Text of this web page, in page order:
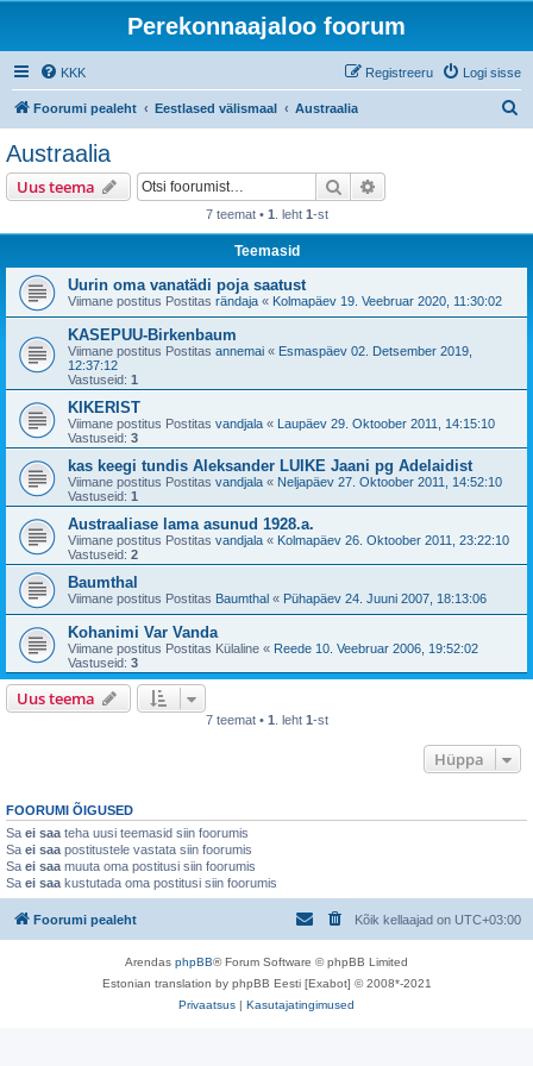
Perekonnaajaloo foorum
KKK Logi sisse
Registreeru
Foorumi pealeht Eestlased välismaal Austraalia
Austraalia
Uus teema Otsi
7 teemat • 1 . leht 1-st
Teemasid
Uurin oma vanatädi poja saatust
Viimane postitus Postitas rändaja « Kolmapäev 19. Veebruar 2020, 11:30:02
KASEPUU-Birkenbaum
Viimane postitus Postitas annemai « Esmaspäev 02. Detsember 2019,
12:37:12
Vastuseid: 1
KIKERIST
Viimane postitus Postitas vandjala « Laupäev 29. Oktoober 2011, 14:15:10
Vastuseid: 3
kas keegi tundis Aleksander LUIKE Jaani pg Adelaidist
Viimane postitus Postitas vandjala « Neljapäev 27. Oktoober 2011, 14:52:10
Vastuseid: 1
Austraaliase lama asunud 1928.a.
Viimane postitus Postitas vandjala « Kolmapäev 26. Oktoober 2011, 23:22:10
Vastuseid: 2
Baumthal
Viimane postitus Postitas Baumthal « Pühapäev 24. Juuni 2007, 18:13:06
Kohanimi Var Vanda
Viimane postitus Postitas Külaline « Reede 10. Veebruar 2006, 19:52:02
Vastuseid: 3
Uus teema
7 teemat • 1 . leht 1-st
Hüppa
FOORUMI ÕIGUSED
Sa ei saa teha uusi teemasid siin foorumis
Sa ei saa postitustele vastata siin foorumis
Sa ei saa muuta oma postitusi siin foorumis
Sa ei saa kustutada oma postitusi siin foorumis
Foorumi pealeht Kõik kellaajad on UTC+03:00
Arendas phpBB® Forum Software © phpBB Limited
Estonian translation by phpBB Eesti [Exabot] © 2008*-2021
Privaatsus | Kasutajatingimused